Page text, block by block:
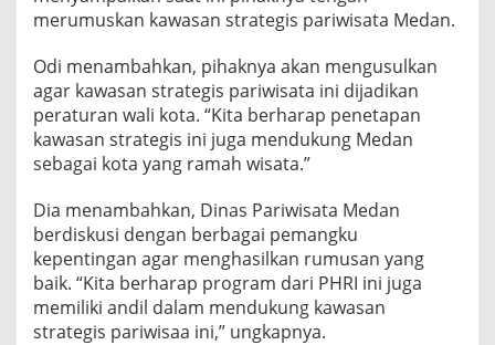
f
u
j
u
d
k
a
M
e
a
n
K
o
merumuskan kawasan strategis pariwisata Medan.
Odi menambahkan, pihaknya akan mengusulkan
agar kawasan strategis pariwisata ini dijadikan
peraturan wali kota. “Kita berharap penetapan
kawasan strategis ini juga mendukung Medan
sebagai kota yang ramah wisata.”
Dia menambahkan, Dinas Pariwisata Medan
berdiskusi dengan berbagai pemangku
kepentingan agar menghasilkan rumusan yang
baik. “Kita berharap program dari PHRI ini juga
memiliki andil dalam mendukung kawasan
strategis pariwisaa ini,” ungkapnya.